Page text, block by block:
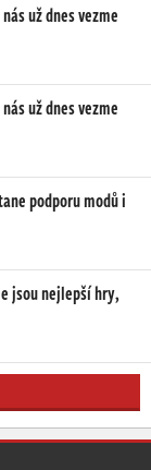
už dnes vezme
už dnes vezme
podporu modů i
jsou nejlepší hry,